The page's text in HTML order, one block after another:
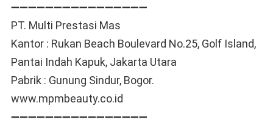
➖➖➖➖➖➖➖➖➖➖➖➖➖➖➖➖⁣⁣
PT. Multi Prestasi Mas
Kantor : Rukan Beach Boulevard No.25, Golf Island,
Pantai Indah Kapuk, Jakarta Utara
Pabrik : Gunung Sindur, Bogor.
www.mpmbeauty.co.id
➖➖➖➖➖➖➖➖➖➖➖➖➖➖➖➖⁣⁣⁣